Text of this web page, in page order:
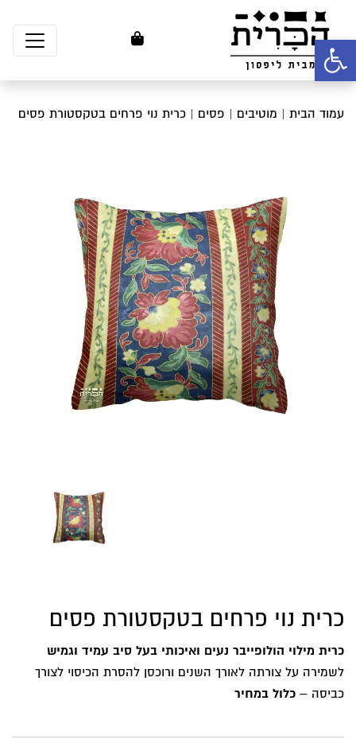
פתח סרגל נגישות
עמוד הבית | מוטיבים | פסים | כרית נוי פרחים בטקסטורת פסים
כרית נוי פרחים בטקסטורת פסים
כרית מילוי הולופייבר נעים ואיכותי בעל סיב עמיד וגמיש
לשמירה על צורתה לאורך השנים ורוכסן להסרת הכיסוי לצורך
כביסה – כלול במחיר